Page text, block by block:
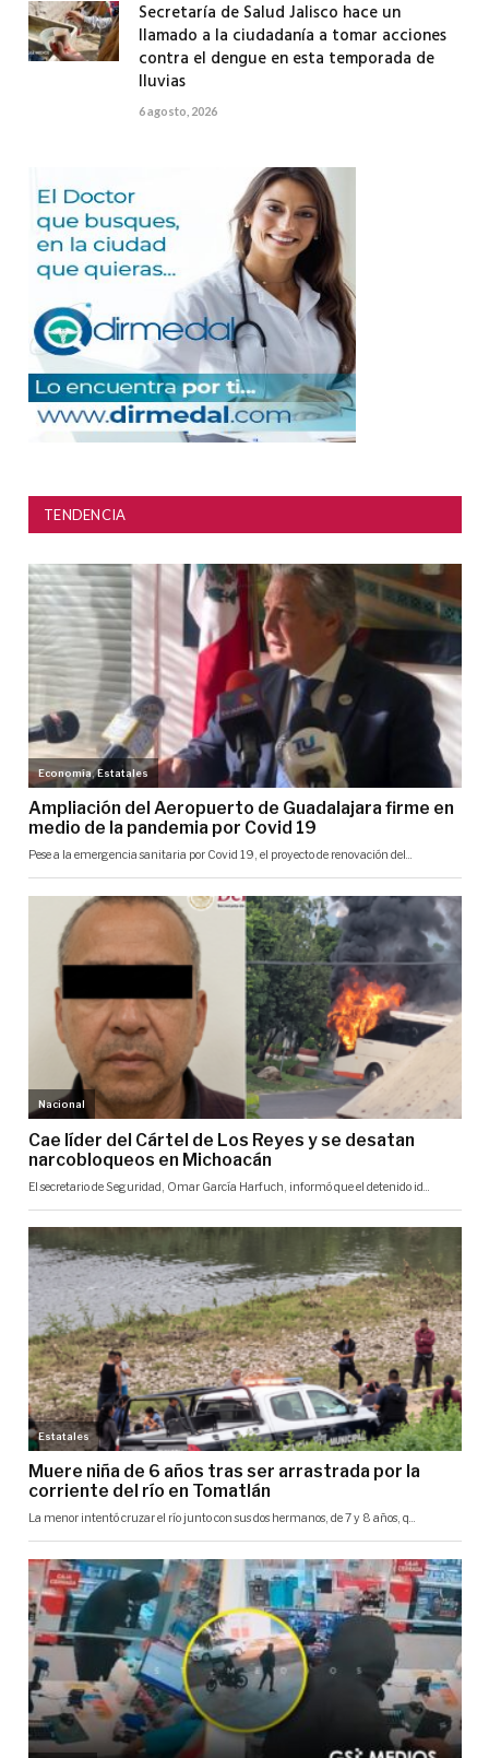
Secretaría de Salud Jalisco hace un
llamado a la ciudadanía a tomar acciones
contra el dengue en esta temporada de
lluvias
6 agosto, 2026
TENDENCIA